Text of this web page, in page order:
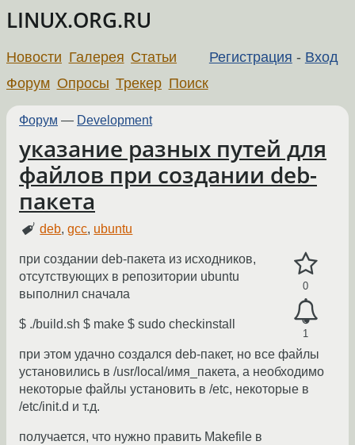
LINUX.ORG.RU
Регистрация - Вход
Новости Галерея Статьи
Форум Опросы Трекер Поиск
Форум — Development
указание разных путей для
файлов при создании deb-
пакета
deb,gcc, ubuntu
0
1
при создании deb-пакета из исходников,
отсутствующих в репозитории ubuntu
выполнил сначала
$ ./build.sh $ make $ sudo checkinstall
при этом удачно создался deb-пакет, но все файлы
установились в /usr/local/имя_пакета, а необходимо
некоторые файлы установить в /etc, некоторые в
/etc/init.d и т.д.
получается, что нужно править Makefile в